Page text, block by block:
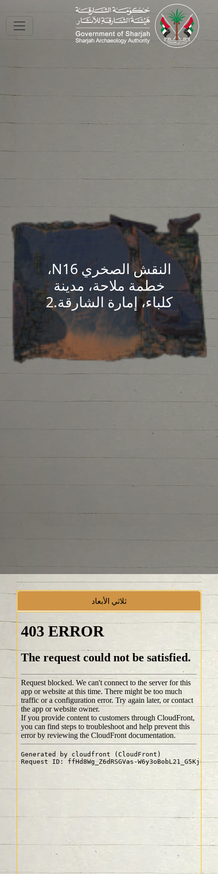
Skip to main
النقش الصخري N16،
خطمة ملاحة، مدينة
كلباء، إمارة الشارقة.2
ثلاثي الأبعاد